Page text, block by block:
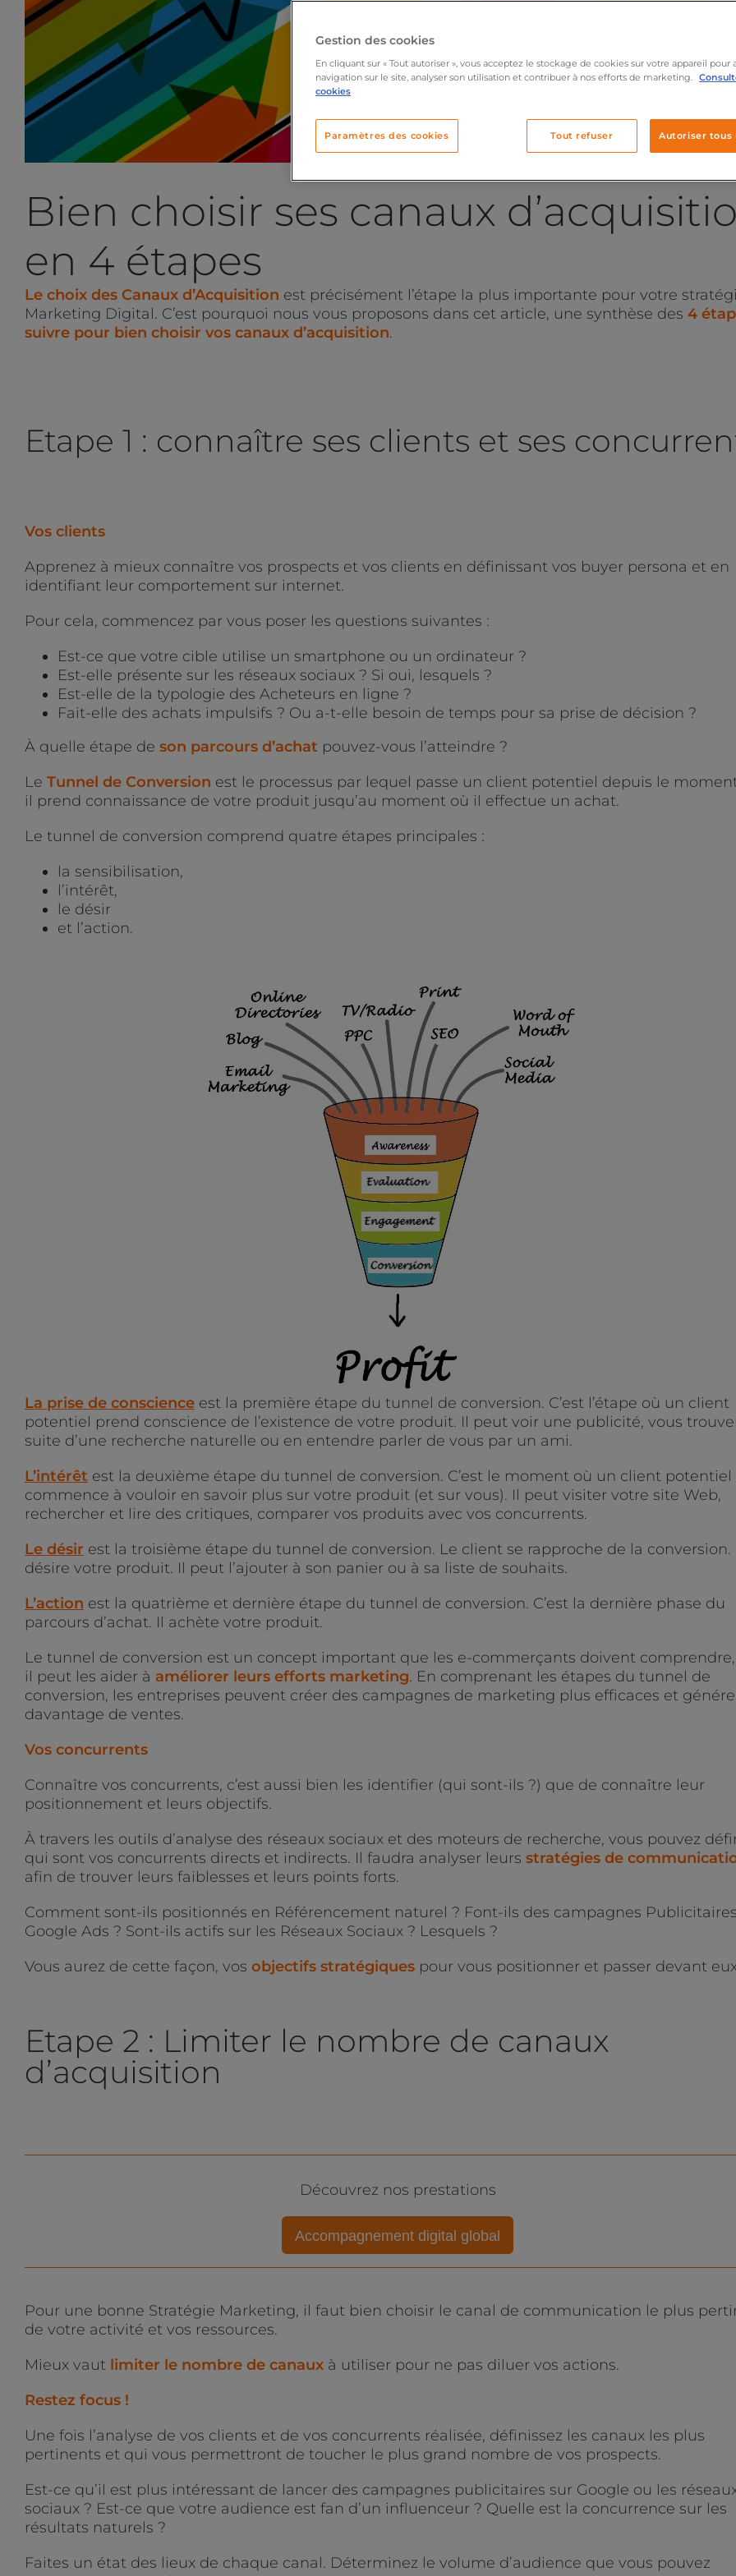
Bien choisir ses canaux
en 4 étapes
Le choix des Canaux d’Acquisition est précisément l’étape la plus importante pour votre
Marketing Digital. C’est pourquoi nous vous proposons dans cet article, une synthèse des 4
suivre pour bien choisir vos canaux d’acquisition.
Etape 1 : connaître ses clients et ses
Vos clients
Apprenez à mieux connaître vos prospects et vos clients en définissant vos buyer persona et en
identifiant leur comportement sur internet.
Pour cela, commencez par vous poser les questions suivantes :
Est-ce que votre cible utilise un smartphone ou un ordinateur ?
Est-elle présente sur les réseaux sociaux ? Si oui, lesquels ?
Est-elle de la typologie des Acheteurs en ligne ?
Fait-elle des achats impulsifs ? Ou a-t-elle besoin de temps pour sa prise de décision ?
À quelle étape de son parcours d’achat pouvez-vous l’atteindre ?
Le Tunnel de Conversion est le processus par lequel passe un client potentiel depuis le
il prend connaissance de votre produit jusqu’au moment où il effectue un achat.
Le tunnel de conversion comprend quatre étapes principales :
la sensibilisation,
l’intérêt,
le désir
et l’action.
La prise de conscience est la première étape du tunnel de conversion. C’est l’étape où un client
potentiel prend conscience de l’existence de votre produit. Il peut voir une publicité, vous
suite d’une recherche naturelle ou en entendre parler de vous par un ami.
L’intérêt est la deuxième étape du tunnel de conversion. C’est le moment où un client potentiel
commence à vouloir en savoir plus sur votre produit (et sur vous). Il peut visiter votre site Web,
rechercher et lire des critiques, comparer vos produits avec vos concurrents.
Le désir est la troisième étape du tunnel de conversion. Le client se rapproche de la conversion.
désire votre produit. Il peut l’ajouter à son panier ou à sa liste de souhaits.
L’action est la quatrième et dernière étape du tunnel de conversion. C’est la dernière phase du
parcours d’achat. Il achète votre produit.
Le tunnel de conversion est un concept important que les e-commerçants doivent
il peut les aider à améliorer leurs efforts marketing. En comprenant les étapes du tunnel de
conversion, les entreprises peuvent créer des campagnes de marketing plus efficaces et
davantage de ventes.
Vos concurrents
Connaître vos concurrents, c’est aussi bien les identifier (qui sont-ils ?) que de connaître leur
positionnement et leurs objectifs.
À travers les outils d’analyse des réseaux sociaux et des moteurs de recherche, vous pouvez
qui sont vos concurrents directs et indirects. Il faudra analyser leurs stratégies de
afin de trouver leurs faiblesses et leurs points forts.
Comment sont-ils positionnés en Référencement naturel ? Font-ils des campagnes
Google Ads ? Sont-ils actifs sur les Réseaux Sociaux ? Lesquels ?
Vous aurez de cette façon, vos objectifs stratégiques pour vous positionner et passer devant
Etape 2 : Limiter le nombre de canaux
d’acquisition
Découvrez nos prestations
Accompagnement digital global
Pour une bonne Stratégie Marketing, il faut bien choisir le canal de communication le plus
de votre activité et vos ressources.
Mieux vaut limiter le nombre de canaux à utiliser pour ne pas diluer vos actions.
Restez focus !
Une fois l’analyse de vos clients et de vos concurrents réalisée, définissez les canaux les plus
pertinents et qui vous permettront de toucher le plus grand nombre de vos prospects.
Est-ce qu’il est plus intéressant de lancer des campagnes publicitaires sur Google ou les
sociaux ? Est-ce que votre audience est fan d’un influenceur ? Quelle est la concurrence sur les
résultats naturels ?
Faites un état des lieux de chaque canal. Déterminez le volume d’audience que vous pouvez
Gestion des cookies
En cliquant sur « Tout autoriser », vous acceptez le stockage de cookies sur votre appareil pour
navigation sur le site, analyser son utilisation et contribuer à nos efforts de marketing.
cookies
Tout refuser Autoriser tous
Paramètres des cookies